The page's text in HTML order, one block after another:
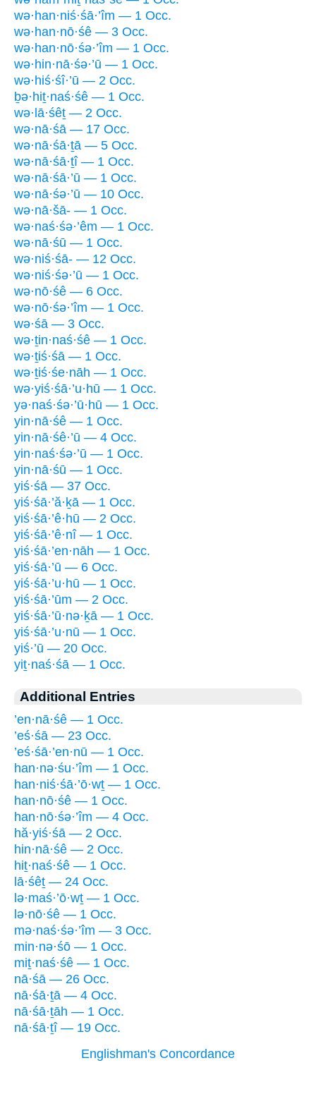
wə·han·niś·śā·’îm — 1 Occ.
wə·han·nō·śê — 3 Occ.
wə·han·nō·śə·’îm — 1 Occ.
wə·hin·nā·śə·’ū — 1 Occ.
wə·hiś·śî·’ū — 2 Occ.
ḇə·hiṯ·naś·śê — 1 Occ.
wə·lā·śêṯ — 2 Occ.
wə·nā·śā — 17 Occ.
wə·nā·śā·ṯā — 5 Occ.
wə·nā·śā·ṯî — 1 Occ.
wə·nā·śā·’ū — 1 Occ.
wə·nā·śə·’ū — 10 Occ.
wə·nā·šā- — 1 Occ.
wə·naś·śə·’êm — 1 Occ.
wə·nā·śū — 1 Occ.
wə·niś·śā- — 12 Occ.
wə·niś·śə·’ū — 1 Occ.
wə·nō·śê — 6 Occ.
wə·nō·śə·’îm — 1 Occ.
wə·śā — 3 Occ.
wə·ṯin·naś·śê — 1 Occ.
wə·ṯiś·śā — 1 Occ.
wə·ṯiś·śe·nāh — 1 Occ.
wə·yiś·śā·’u·hū — 1 Occ.
yə·naś·śə·’ū·hū — 1 Occ.
yin·nā·śê — 1 Occ.
yin·nā·śê·’ū — 4 Occ.
yin·naś·śə·’ū — 1 Occ.
yin·nā·śū — 1 Occ.
yiś·śā — 37 Occ.
yiś·śā·’ă·ḵā — 1 Occ.
yiś·śā·’ê·hū — 2 Occ.
yiś·śā·’ê·nî — 1 Occ.
yiś·śā·’en·nāh — 1 Occ.
yiś·śā·’ū — 6 Occ.
yiś·śā·’u·hū — 1 Occ.
yiś·śā·’ūm — 2 Occ.
yiś·śā·’ū·nə·ḵā — 1 Occ.
yiś·śā·’u·nū — 1 Occ.
yiś·’ū — 20 Occ.
yiṯ·naś·śā — 1 Occ.
Additional Entries
’en·nā·śê — 1 Occ.
’eś·śā — 23 Occ.
’eś·śā·’en·nū — 1 Occ.
han·nə·śu·’îm — 1 Occ.
han·niś·śā·’ō·wṯ — 1 Occ.
han·nō·śê — 1 Occ.
han·nō·śə·’îm — 4 Occ.
hă·yiś·śā — 2 Occ.
hin·nā·śê — 2 Occ.
hiṯ·naś·śê — 1 Occ.
lā·śêṯ — 24 Occ.
lə·maś·’ō·wṯ — 1 Occ.
lə·nō·śê — 1 Occ.
mə·naś·śə·’îm — 3 Occ.
min·nə·śō — 1 Occ.
miṯ·naś·śê — 1 Occ.
nā·śā — 26 Occ.
nā·śā·ṯā — 4 Occ.
nā·śā·ṯāh — 1 Occ.
nā·śā·ṯî — 19 Occ.
Englishman's Concordance